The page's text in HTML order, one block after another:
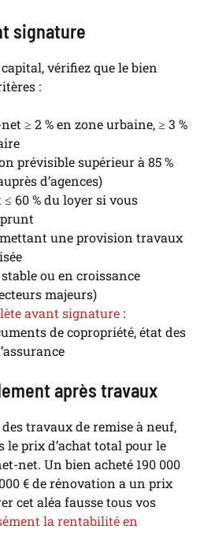
signature
vérifiez que le bien
:
≥ 2 % en zone urbaine, ≥ 3 %
prévisible supérieur à 85 %
d’agences)
60 % du loyer si vous
une provision travaux
ou en croissance
majeurs)
avant signature :
de copropriété, état des
après travaux
travaux de remise à neuf,
prix d’achat total pour le
net. Un bien acheté 190 000
€ de rénovation a un prix
cet aléa fausse tous vos
la rentabilité en